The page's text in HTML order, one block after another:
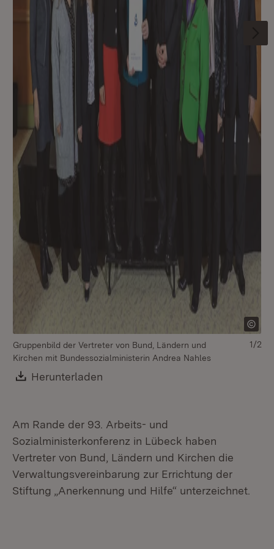
Gruppenbild der Vertreter von Bund, Ländern und
Kirchen mit Bundessozialministerin Andrea Nahles
Download:
Herunterladen
1/2
Am Rande der 93. Arbeits- und
Sozialministerkonferenz in Lübeck haben
Vertreter von Bund, Ländern und Kirchen die
Verwaltungsvereinbarung zur Errichtung der
Stiftung „Anerkennung und Hilfe“ unterzeichnet.